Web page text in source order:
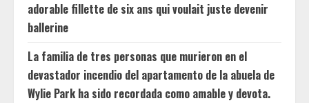
adorable fillette de six ans qui voulait juste devenir
ballerine
La familia de tres personas que murieron en el
devastador incendio del apartamento de la abuela de
Wylie Park ha sido recordada como amable y devota.